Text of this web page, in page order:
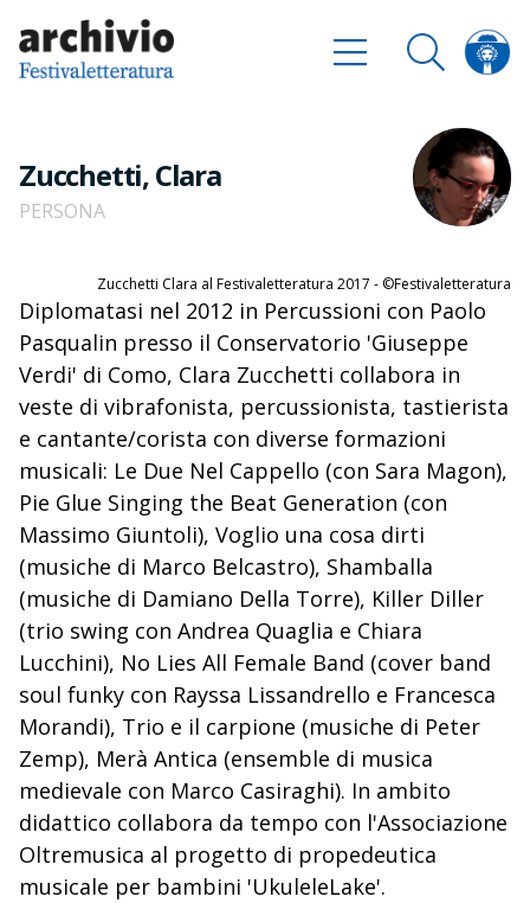
Zucchetti, Clara
PERSONA
Zucchetti Clara al Festivaletteratura 2017 - ©Festivaletteratura
Diplomatasi nel 2012 in Percussioni con Paolo
Pasqualin presso il Conservatorio 'Giuseppe
Verdi' di Como, Clara Zucchetti collabora in
veste di vibrafonista, percussionista, tastierista
e cantante/corista con diverse formazioni
musicali: Le Due Nel Cappello (con Sara Magon),
Pie Glue Singing the Beat Generation (con
Massimo Giuntoli), Voglio una cosa dirti
(musiche di Marco Belcastro), Shamballa
(musiche di Damiano Della Torre), Killer Diller
(trio swing con Andrea Quaglia e Chiara
Lucchini), No Lies All Female Band (cover band
soul funky con Rayssa Lissandrello e Francesca
Morandi), Trio e il carpione (musiche di Peter
Zemp), Merà Antica (ensemble di musica
medievale con Marco Casiraghi). In ambito
didattico collabora da tempo con l'Associazione
Oltremusica al progetto di propedeutica
musicale per bambini 'UkuleleLake'.